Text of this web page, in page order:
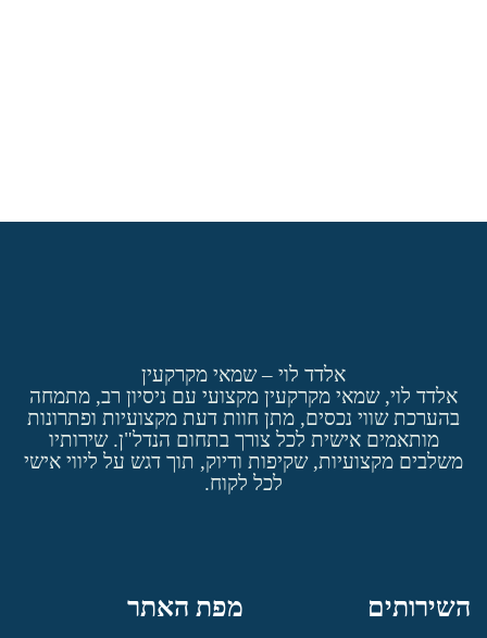
אלדד לוי – שמאי מקרקעין
אלדד לוי, שמאי מקרקעין מקצועי עם ניסיון רב, מתמחה
בהערכת שווי נכסים, מתן חוות דעת מקצועיות ופתרונות
מותאמים אישית לכל צורך בתחום הנדל"ן. שירותיו
משלבים מקצועיות, שקיפות ודיוק, תוך דגש על ליווי אישי
לכל לקוח.
השירותים מפת האתר